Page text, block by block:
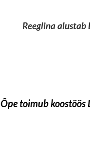
Reeglina
Õpe toimub